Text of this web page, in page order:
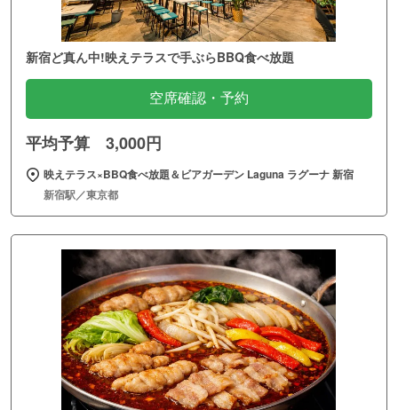
新宿ど真ん中!映えテラスで手ぶらBBQ食べ放題
空席確認・予約
平均予算 3,000円
映えテラス×BBQ食べ放題＆ビアガーデン Laguna ラグーナ 新宿
新宿駅／東京都